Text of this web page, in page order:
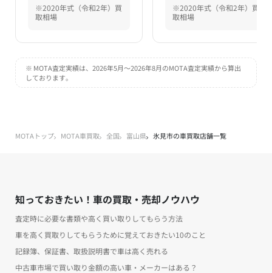
※2020年式（令和2年）買
取相場
※2020年式（令和2年）買
取相場
※ MOTA査定実績は、2026年5月～2026年8月のMOTA査定実績から算出
しております。
MOTAトップ MOTA車買取 全国 富山県 氷見市の車買取店舗一覧
知っておきたい！車の買取・売却ノウハウ
査定時に必要な書類や高く買い取りしてもらう方法
車を高く買取りしてもらうために覚えておきたい10のこと
記録簿、保証書、取扱説明書で車は高く売れる
中古車市場で買い取り金額の高い車・メーカーはある？